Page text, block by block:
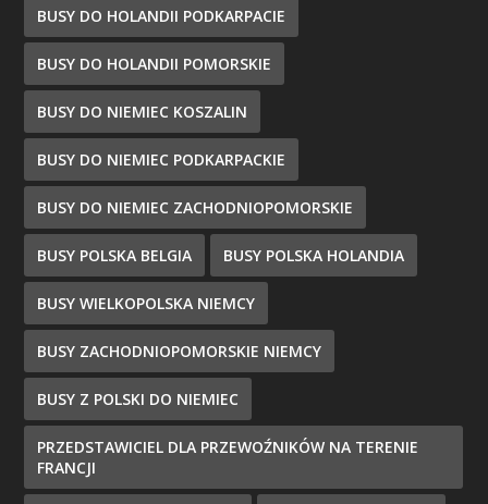
BUSY DO HOLANDII PODKARPACIE
BUSY DO HOLANDII POMORSKIE
BUSY DO NIEMIEC KOSZALIN
BUSY DO NIEMIEC PODKARPACKIE
BUSY DO NIEMIEC ZACHODNIOPOMORSKIE
BUSY POLSKA BELGIA BUSY POLSKA HOLANDIA
BUSY WIELKOPOLSKA NIEMCY
BUSY ZACHODNIOPOMORSKIE NIEMCY
BUSY Z POLSKI DO NIEMIEC
PRZEDSTAWICIEL DLA PRZEWOŹNIKÓW NA TERENIE
FRANCJI